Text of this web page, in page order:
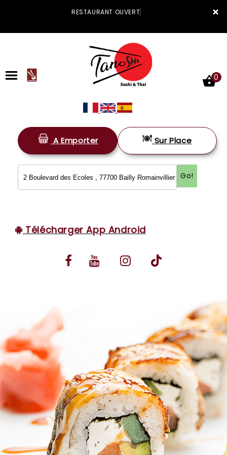
×
RESTAURANT OUVERT
ACCUEIL
LA CARTE
VOS AVIS
MENTIONS LÉGALES
0
A Emporter Sur Place
Go!
Télécharger App Android